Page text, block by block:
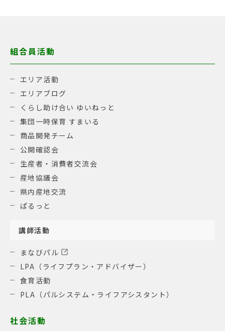
組合員活動
エリア活動
エリアブログ
くらし助け合い ゆいねっと
集団一時保育 すまいる
商品開発チーム
公開確認会
生産者・消費者交流会
産地協議会
県内産地交流
ぱるっと
講師活動
まなびパル
LPA（ライフプラン・アドバイザー）
食育活動
PLA（パルシステム・ライフアシスタント）
社会活動